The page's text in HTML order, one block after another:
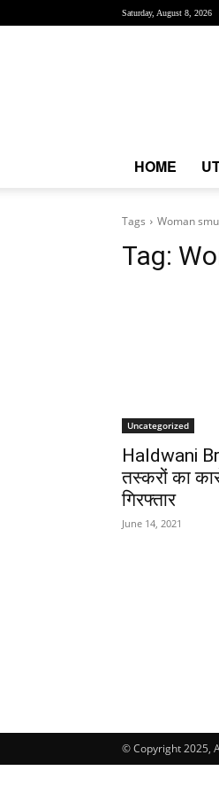
Saturday, August 8, 2026
HOME
Tags Woman
Tag:
Uncategorized
Haldwani
तस्करों का
गिरफ्तार
June 14, 2021
© Copyright 2025,